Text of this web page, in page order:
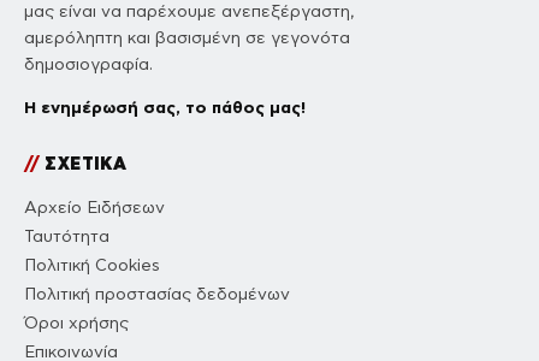
μας είναι να παρέχουμε ανεπεξέργαστη,
αμερόληπτη και βασισμένη σε γεγονότα
δημοσιογραφία.
Η ενημέρωσή σας, το πάθος μας!
//ΣΧΕΤΙΚΑ
Αρχείο Ειδήσεων
Ταυτότητα
Πολιτική Cookies
Πολιτική προστασίας δεδομένων
Όροι χρήσης
Επικοινωνία